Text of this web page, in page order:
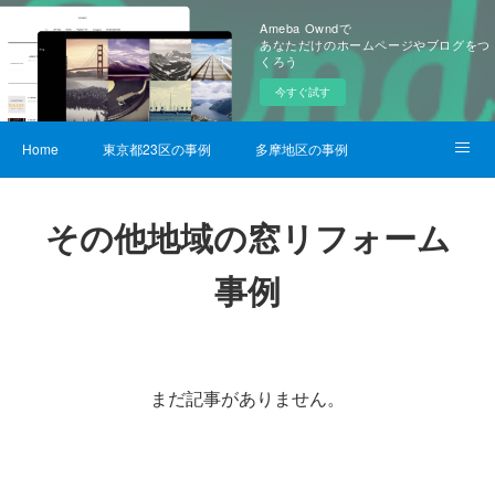
Ameba Owndで
あなただけのホームページやブログをつ
くろう
今すぐ試す
Home 東京都23区の事例 多摩地区の事例
その他地域の窓リフォーム
事例
まだ記事がありません。